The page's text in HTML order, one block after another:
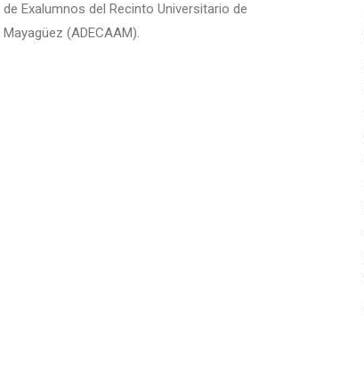
de Exalumnos del Recinto Universitario de
Mayagüez (ADECAAM).